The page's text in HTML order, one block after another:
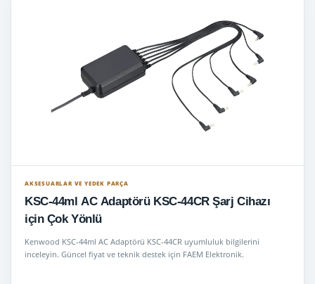
AKSESUARLAR VE YEDEK PARÇA
KSC-44ml AC Adaptörü KSC-44CR Şarj Cihazı
için Çok Yönlü
Kenwood KSC-44ml AC Adaptörü KSC-44CR uyumluluk bilgilerini
inceleyin. Güncel fiyat ve teknik destek için FAEM Elektronik.